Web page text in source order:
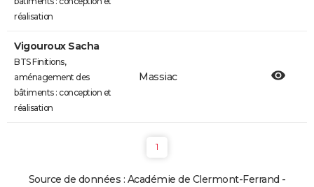
réalisation
Vigouroux Sacha
BTS Finitions,
aménagement des
bâtiments : conception et
réalisation
Massiac
1
Source de données : Académie de Clermont-Ferrand -